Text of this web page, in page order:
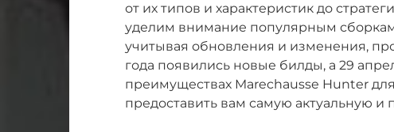
от их типов и характеристик до
уделим внимание популярным
учитывая обновления и изменения,
года появились новые билды, а 29
преимуществах Marechausse Hunter
предоставить вам самую актуальную